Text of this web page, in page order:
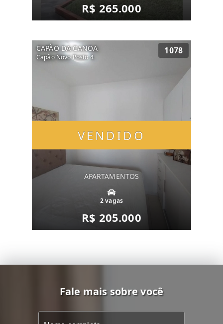
R$ 265.000
VENDIDO
CAPÃO DA CANOA
Capão Novo Posto 4
1078
APARTAMENTOS
2 vagas
R$ 205.000
Fale mais sobre você